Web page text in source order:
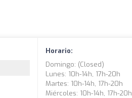
Horario:
Domingo: (closed)
Lunes: 10h-14h, 17h-20h
Martes: 10h-14h, 17h-20h
Miércoles: 10h-14h, 17h-20h